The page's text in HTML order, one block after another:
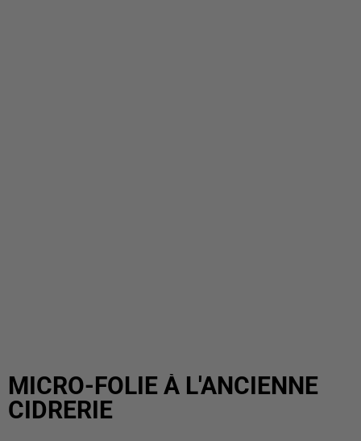
MICRO-FOLIE À L'ANCIENNE
CIDRERIE